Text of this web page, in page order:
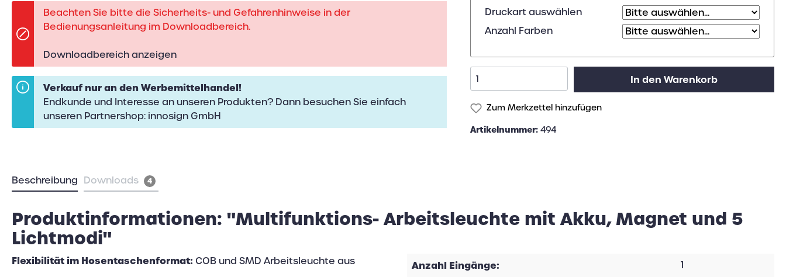
Beachten Sie bitte die Sicherheits- und Gefahrenhinweise in der
Bedienungsanleitung im Downloadbereich.
Downloadbereich anzeigen
Verkauf nur an den Werbemittelhandel!
Endkunde und Interesse an unseren Produkten? Dann besuchen Sie einfach
unseren Partnershop: innosign GmbH
Druckart auswählen
Anzahl Farben
In den Warenkorb
Zum Merkzettel hinzufügen
Artikelnummer: 494
Beschreibung Downloads 4
Produktinformationen: "Multifunktions- Arbeitsleuchte mit Akku, Magnet und 5
Lichtmodi"
Flexibilität im Hosentaschenformat: COB und SMD Arbeitsleuchte aus
Anzahl Eingänge: 1